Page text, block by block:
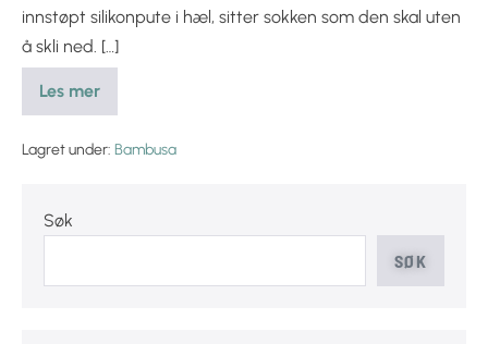
innstøpt silikonpute i hæl, sitter sokken som den skal uten
å skli ned. […]
Les mer
Lagret under: Bambusa
Søk
SØK